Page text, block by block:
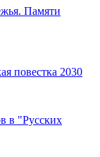
Памяти
повестка 2030
в "Русских